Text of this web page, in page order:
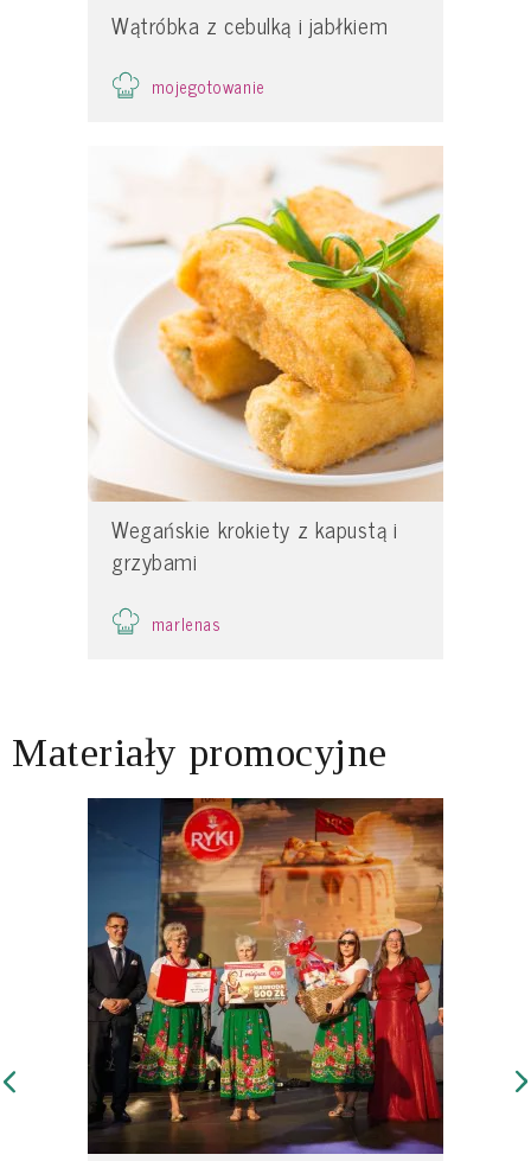
Wątróbka z cebulką i jabłkiem
mojegotowanie
Wegańskie krokiety z kapustą i
grzybami
marlenas
Materiały promocyjne